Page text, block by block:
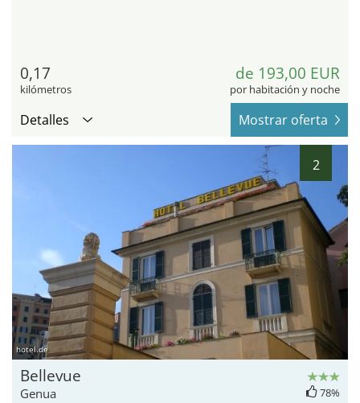
0,17
kilómetros
de 193,00 EUR
por habitación y noche
Detalles Mostrar oferta
2
hotel.de
Bellevue
Genua 78%